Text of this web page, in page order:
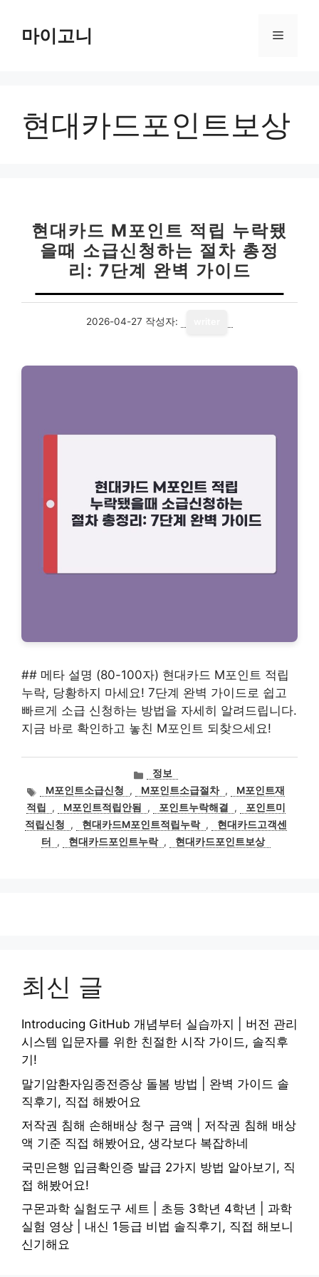
마이고니 메
현대카드포인트보상
현대카드 M포인트 적립 누락됐
을때 소급신청하는 절차 총정
리: 7단계 완벽 가이드
2026-04-27 작성자:
## 메타 설명 (80-100자) 현대카드 M포인트 적립
누락, 당황하지 마세요! 7단계 완벽 가이드로 쉽고
빠르게 소급 신청하는 방법을 자세히 알려드립니다.
지금 바로 확인하고 놓친 M포인트 되찾으세요!
카
테
고
리
정보
태
그
M포인트소급신청 , M포인트소급절차 ,
M포인트재
적립
, M포인트적립안됨 , 포인트누락해결 ,
포인트미
적립신청
, 현대카드M포인트적립누락 ,
현대카드고객센
터
, 현대카드포인트누락 , 현대카드포인트보상
최신 글
Introducing GitHub 개념부터 실습까지 | 버전 관리
시스템 입문자를 위한 친절한 시작 가이드, 솔직후
기!
말기암환자임종전증상 돌봄 방법 | 완벽 가이드 솔
직후기, 직접 해봤어요
저작권 침해 손해배상 청구 금액 | 저작권 침해 배상
액 기준 직접 해봤어요, 생각보다 복잡하네
국민은행 입금확인증 발급 2가지 방법 알아보기, 직
접 해봤어요!
구몬과학 실험도구 세트 | 초등 3학년 4학년 | 과학
실험 영상 | 내신 1등급 비법 솔직후기, 직접 해보니
신기해요